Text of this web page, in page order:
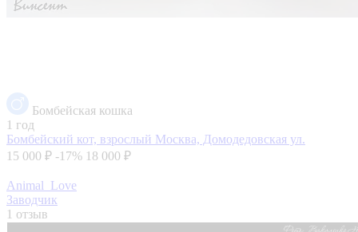
Бомбейская кошка
1 год
Бомбейский кот, взрослый Москва, Домодедовская ул.
15 000 ₽ -17% 18 000 ₽
Animal_Love
Заводчик
1 отзыв